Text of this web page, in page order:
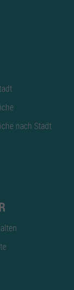
nach Stadt